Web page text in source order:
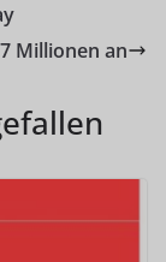
Millionen an